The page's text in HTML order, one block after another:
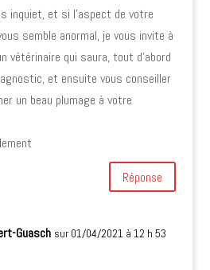
inquiet, et si l’aspect de votre
semble anormal, je vous invite à
vétérinaire qui saura, tout d’abord
et ensuite vous conseiller
un beau plumage à votre
Réponse
Guasch sur 01/04/2021 à 12 h 53